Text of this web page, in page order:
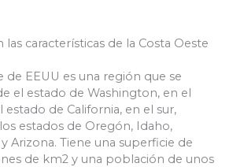
las características de la Costa Oeste
de EEUU es una región que se
el estado de Washington, en el
estado de California, en el sur,
estados de Oregón, Idaho,
Arizona. Tiene una superficie de
de km2 y una población de unos